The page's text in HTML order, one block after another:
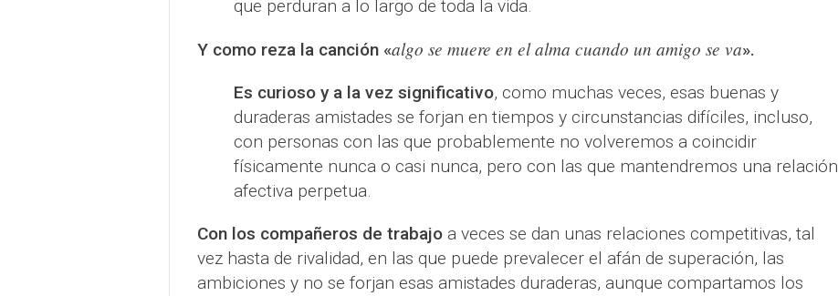
que perduran a lo largo de toda la vida.
Y como reza la canción «algo se muere en el alma cuando un amigo se va».
Es curioso y a la vez significativo, como muchas veces, esas buenas y
duraderas amistades se forjan en tiempos y circunstancias difíciles, incluso,
con personas con las que probablemente no volveremos a coincidir
físicamente nunca o casi nunca, pero con las que mantendremos una relación
afectiva perpetua.
Con los compañeros de trabajoa veces se dan unas relaciones competitivas, tal
vez hasta de rivalidad, en las que puede prevalecer el afán de superación, las
ambiciones y no se forjan esas amistades duraderas, aunque compartamos los